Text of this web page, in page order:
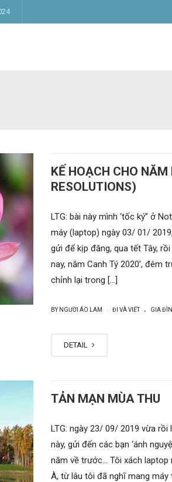
KẾ HOẠCH CHO
RESOLUTIONS)
LTG: bài này mình ‘tốc ký” ở
máy (laptop) ngày 03/ 01/
gửi để kịp đăng, qua tết Tây,
nay, năm Canh Tý 2020’, đêm
chỉnh lại trong […]
BY NGƯỜI ÁO LAM ĐI VÀ VIẾT . GIA
DETAIL
TẢN MẠN MÙA THU
LTG: ngày 23/ 09/ 2019 vừa
này, gửi đến các bạn ‘ánh
năm về trước… Tôi xách laptop
À, từ lâu tôi đã nghĩ mang máy